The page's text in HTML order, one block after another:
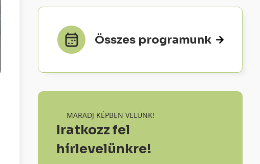
Összes programunk
MARADJ KÉPBEN VELÜNK!
Iratkozz fel
hírlevelünkre!